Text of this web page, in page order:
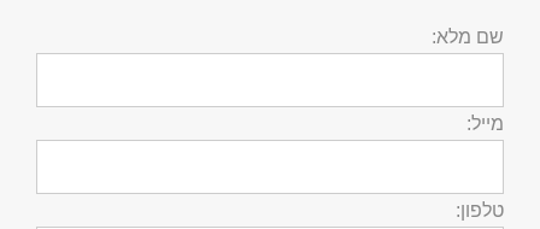
שם מלא:
מייל:
טלפון: